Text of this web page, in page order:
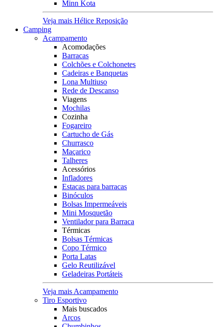
Minn Kota
Veja mais Hélice Reposição
Camping
Acampamento
Acomodações
Barracas
Colchões e Colchonetes
Cadeiras e Banquetas
Lona Multiuso
Rede de Descanso
Viagens
Mochilas
Cozinha
Fogareiro
Cartucho de Gás
Churrasco
Maçarico
Talheres
Acessórios
Infladores
Estacas para barracas
Binóculos
Bolsas Impermeáveis
Mini Mosquetão
Ventilador para Barraca
Térmicas
Bolsas Térmicas
Copo Térmico
Porta Latas
Gelo Reutilizável
Geladeiras Portáteis
Veja mais Acampamento
Tiro Esportivo
Mais buscados
Arcos